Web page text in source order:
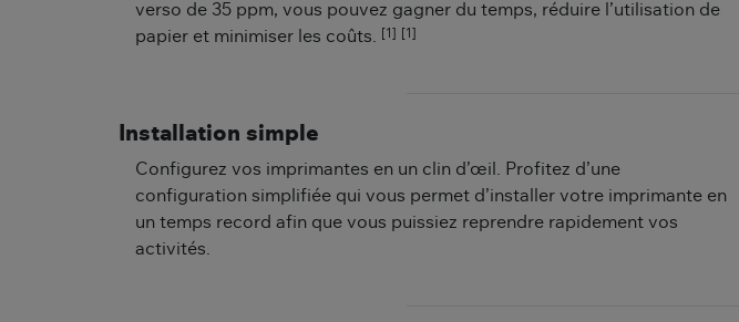
verso de 35 ppm, vous pouvez gagner du temps, réduire l’utilisation de
papier et minimiser les coûts.
[1] [1]
Installation simple
Configurez vos imprimantes en un clin d’œil. Profitez d’une
configuration simplifiée qui vous permet d’installer votre imprimante en
un temps record afin que vous puissiez reprendre rapidement vos
activités.